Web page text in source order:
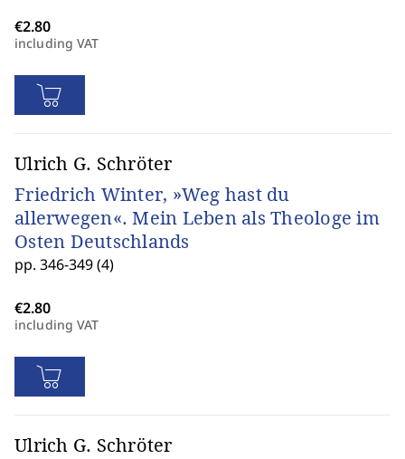
including VAT
Ulrich G. Schröter
Friedrich Winter, »Weg hast du
allerwegen«. Mein Leben als Theologe im
Osten Deutschlands
pp. 346-349 (4)
including VAT
Ulrich G. Schröter